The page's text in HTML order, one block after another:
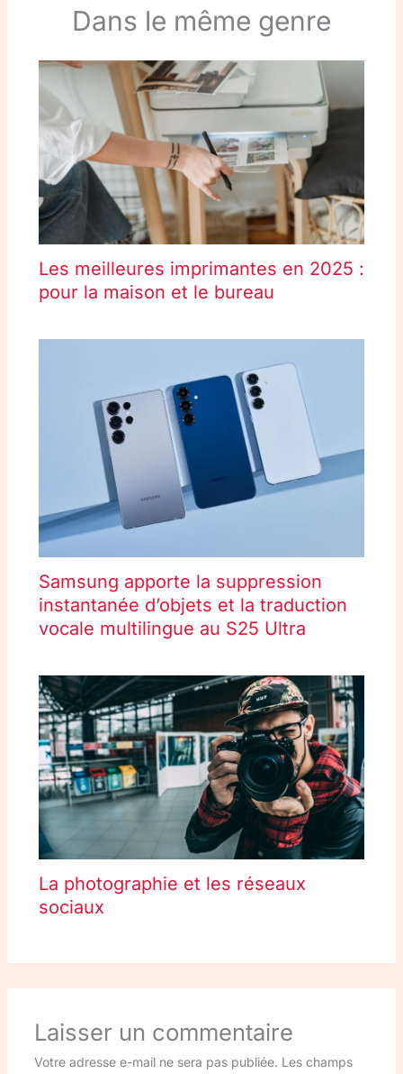
Dans le même genre
Les meilleures imprimantes en 2025 :
pour la maison et le bureau
Samsung apporte la suppression
instantanée d’objets et la traduction
vocale multilingue au S25 Ultra
La photographie et les réseaux
sociaux
Laisser un commentaire
Votre adresse e-mail ne sera pas publiée. Les champs